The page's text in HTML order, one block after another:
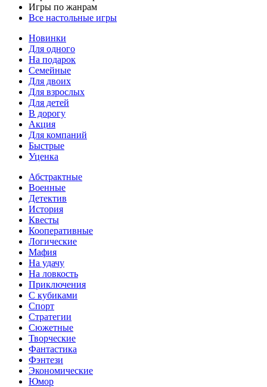
Игры по жанрам
Все настольные игры
Новинки
Для одного
На подарок
Семейные
Для двоих
Для взрослых
Для детей
В дорогу
Акция
Для компаний
Быстрые
Уценка
Абстрактные
Военные
Детектив
История
Квесты
Кооперативные
Логические
Мафия
На удачу
На ловкость
Приключения
С кубиками
Спорт
Стратегии
Сюжетные
Творческие
Фантастика
Фэнтези
Экономические
Юмор